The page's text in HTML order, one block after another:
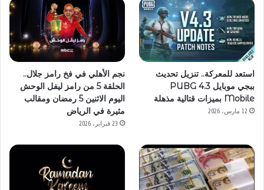
استعد للمعركة.. تنزيل تحديث
ببجي موبايل 4.3 PUBG
Mobile بميزات قتالية مذهلة
12 مارس، 2026
نجم الأهلي في فخ رامز جلال..
الحلقة 5 من رامز ليفل الوحش
اليوم الاثنين 5 رمضان ومقالب
مثيرة في الرياض
23 فبراير، 2026